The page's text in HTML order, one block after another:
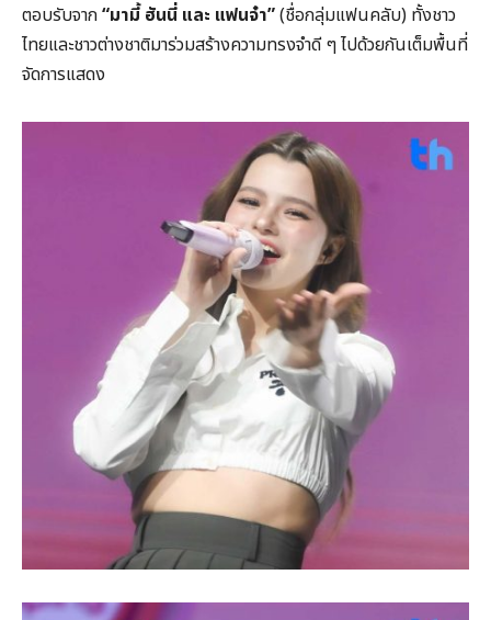
ตอบรับจาก“มามี้ ฮันนี่ และ แฟนจ๋า”(ชื่อกลุ่มแฟนคลับ) ทั้งชาว
ไทยและชาวต่างชาติมาร่วมสร้างความทรงจำดี ๆ ไปด้วยกันเต็มพื้นที่
จัดการแสดง